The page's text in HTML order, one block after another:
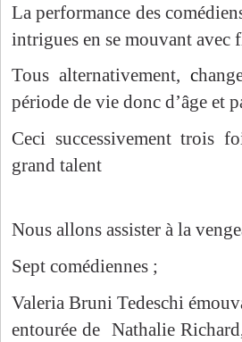
La performance des
intrigues en se mouvant avec
Tous alternativement, c
période de vie donc d’âge et
Ceci successivement trois
grand talent
Nous allons assister à la
Sept comédiennes ;
Valeria Bruni Tedeschi
entourée de Nathalie